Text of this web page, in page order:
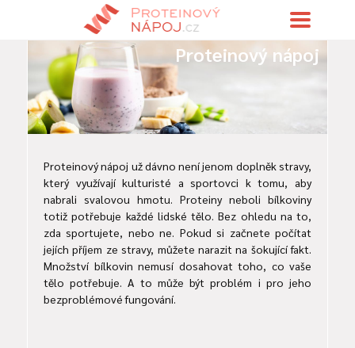
Proteinový nápoj
Proteinový nápoj už dávno není jenom doplněk stravy,
který využívají kulturisté a sportovci k tomu, aby
nabrali svalovou hmotu. Proteiny neboli bílkoviny
totiž potřebuje každé lidské tělo. Bez ohledu na to,
zda sportujete, nebo ne. Pokud si začnete počítat
jejích příjem ze stravy, můžete narazit na šokující fakt.
Množství bílkovin nemusí dosahovat toho, co vaše
tělo potřebuje. A to může být problém i pro jeho
bezproblémové fungování.